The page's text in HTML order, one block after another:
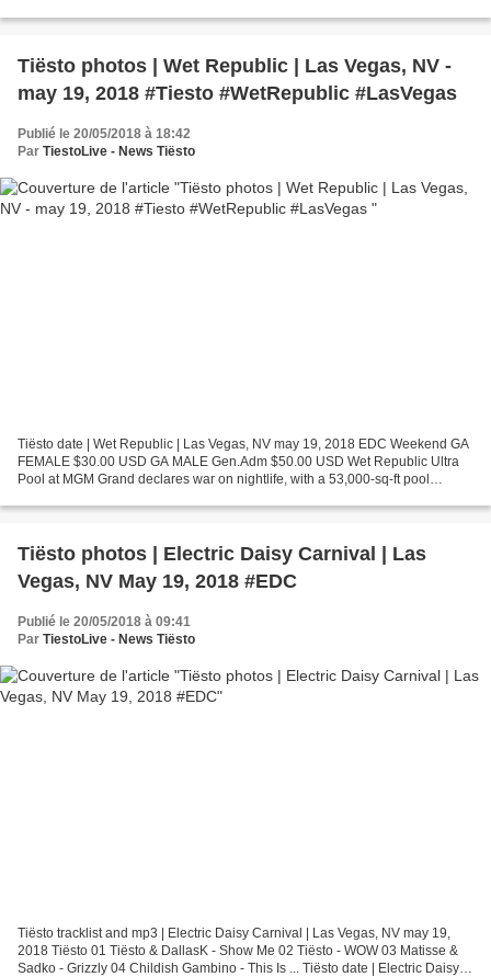
Tiësto photos | Wet Republic | Las Vegas, NV -
may 19, 2018 #Tiesto #WetRepublic #LasVegas
Publié le 20/05/2018 à 18:42
Par TiestoLive - News Tiësto
Tiësto date | Wet Republic | Las Vegas, NV may 19, 2018 EDC Weekend GA
FEMALE $30.00 USD GA MALE Gen.Adm $50.00 USD Wet Republic Ultra
Pool at MGM Grand declares war on nightlife, with a 53,000-sq-ft pool
Tiësto photos | Electric Daisy Carnival | Las
Vegas, NV May 19, 2018 #EDC
Publié le 20/05/2018 à 09:41
Par TiestoLive - News Tiësto
Tiësto tracklist and mp3 | Electric Daisy Carnival | Las Vegas, NV may 19,
2018 Tiësto 01 Tiësto & DallasK - Show Me 02 Tiësto - WOW 03 Matisse &
Sadko - Grizzly 04 Childish Gambino - This Is ... Tiësto date | Electric Daisy